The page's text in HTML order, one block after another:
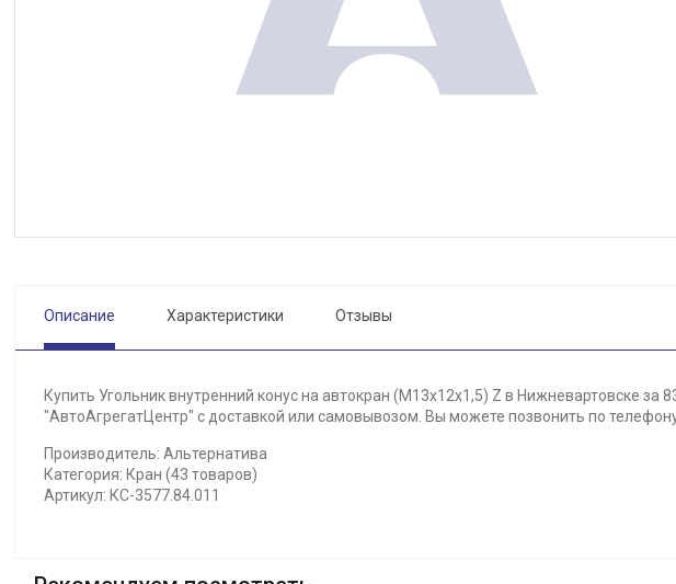
Описание Характеристики Отзывы
Купить Угольник внутренний конус на автокран (М13х12х1,5) Z в Нижневартовске за
"АвтоАгрегатЦентр" с доставкой или самовывозом. Вы можете позвонить по
Производитель: Альтернатива
Категория: Кран (43 товаров)
Артикул: КС-3577.84.011